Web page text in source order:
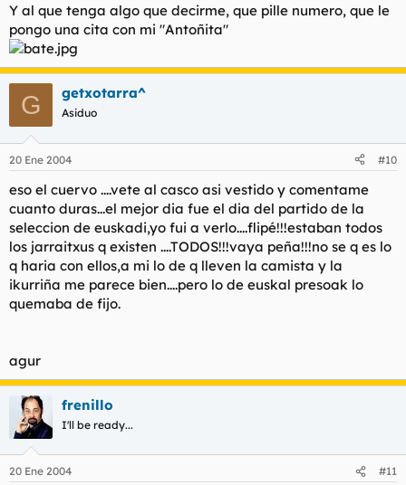
Y al que tenga algo que decirme, que pille numero, que le
pongo una cita con mi "Antoñita"
G getxotarra^
Asiduo
20 Ene 2004 #10
eso el cuervo ....vete al casco asi vestido y comentame
cuanto duras...el mejor dia fue el dia del partido de la
seleccion de euskadi,yo fui a verlo....flipé!!!estaban todos
los jarraitxus q existen ....TODOS!!!vaya peña!!!no se q es lo
q haria con ellos,a mi lo de q lleven la camista y la
ikurriña me parece bien....pero lo de euskal presoak lo
quemaba de fijo.
agur
frenillo
I'll be ready...
20 Ene 2004 #11